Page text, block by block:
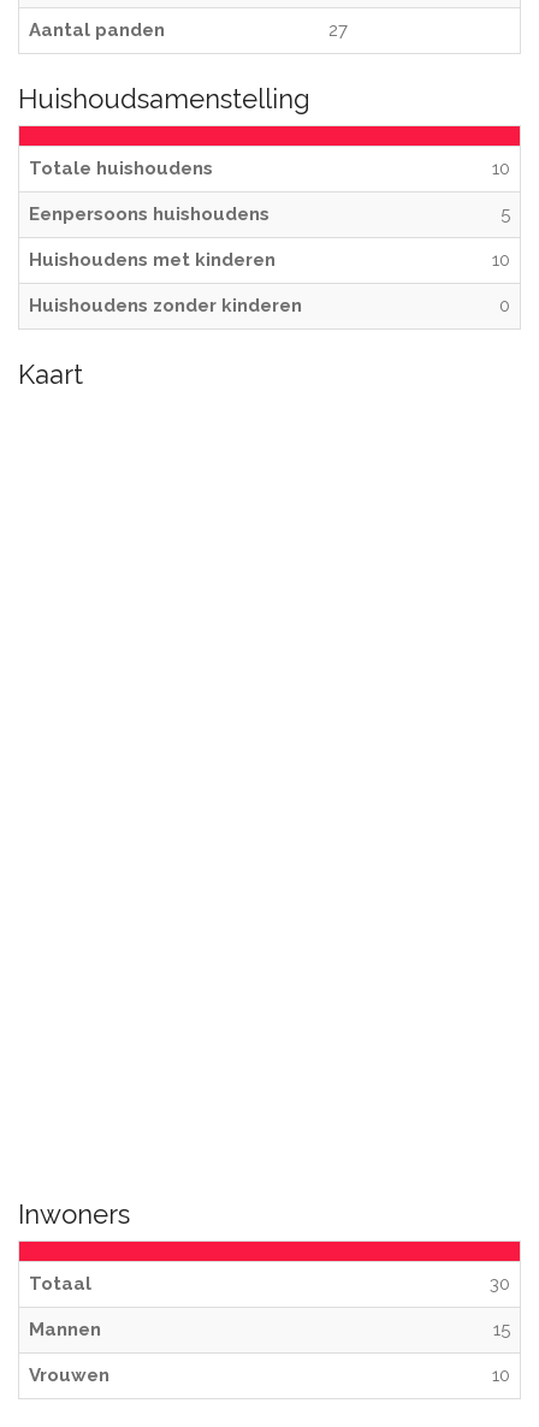
Aantal panden 27
Huishoudsamenstelling
Totale huishoudens 10
Eenpersoons huishoudens 5
Huishoudens met kinderen 10
Huishoudens zonder kinderen 0
Kaart
Inwoners
Totaal 30
Mannen 15
Vrouwen 10